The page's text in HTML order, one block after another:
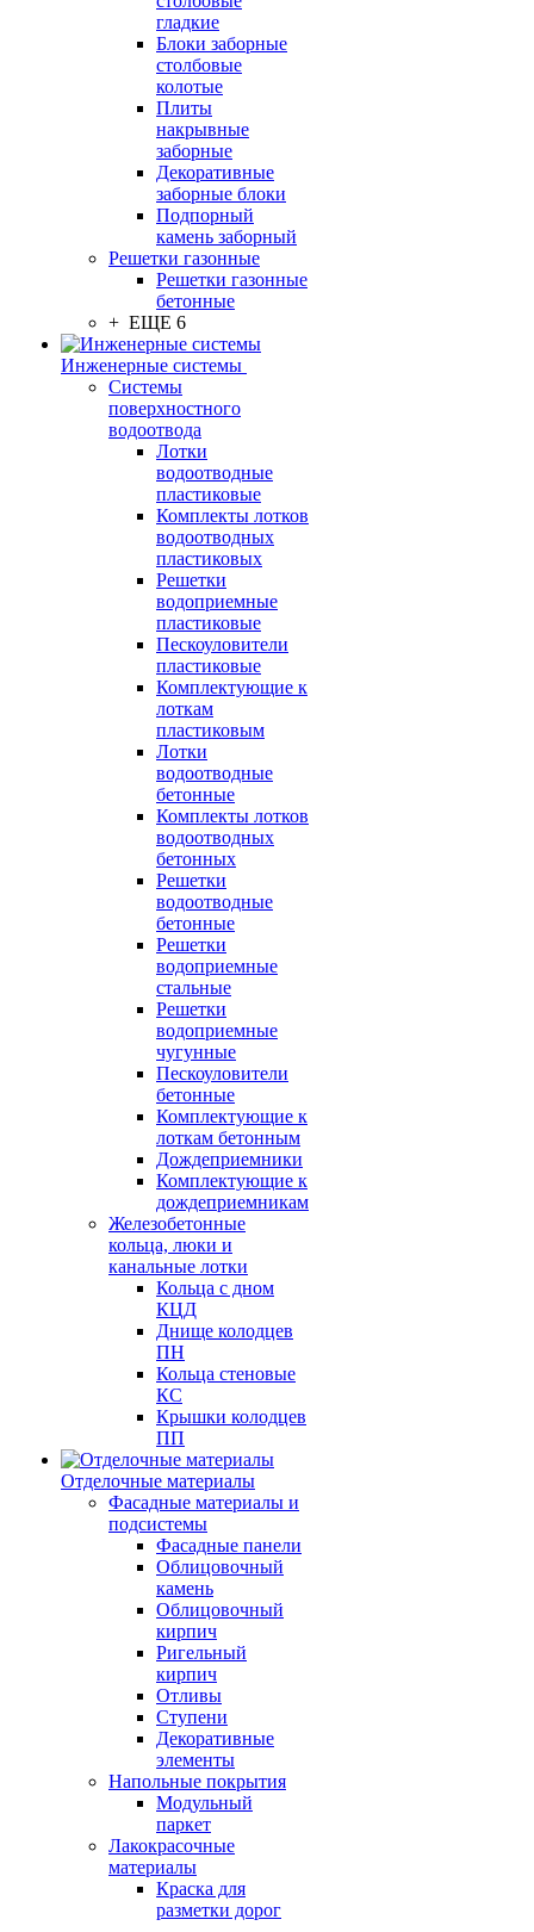
гладкие
Блоки заборные
столбовые
колотые
Плиты
накрывные
заборные
Декоративные
заборные блоки
Подпорный
камень заборный
Решетки газонные
Решетки газонные
бетонные
+ ЕЩЕ 6
Инженерные системы
Системы
поверхностного
водоотвода
Лотки
водоотводные
пластиковые
Комплекты лотков
водоотводных
пластиковых
Решетки
водоприемные
пластиковые
Пескоуловители
пластиковые
Комплектующие к
лоткам
пластиковым
Лотки
водоотводные
бетонные
Комплекты лотков
водоотводных
бетонных
Решетки
водоотводные
бетонные
Решетки
водоприемные
стальные
Решетки
водоприемные
чугунные
Пескоуловители
бетонные
Комплектующие к
лоткам бетонным
Дождеприемники
Комплектующие к
дождеприемникам
Железобетонные
кольца, люки и
канальные лотки
Кольца с дном
КЦД
Днище колодцев
ПН
Кольца стеновые
КС
Крышки колодцев
ПП
Отделочные материалы
Фасадные материалы и
подсистемы
Фасадные панели
Облицовочный
камень
Облицовочный
кирпич
Ригельный
кирпич
Отливы
Ступени
Декоративные
элементы
Напольные покрытия
Модульный
паркет
Лакокрасочные
материалы
Краска для
разметки дорог